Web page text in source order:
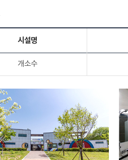
시설명
개소수